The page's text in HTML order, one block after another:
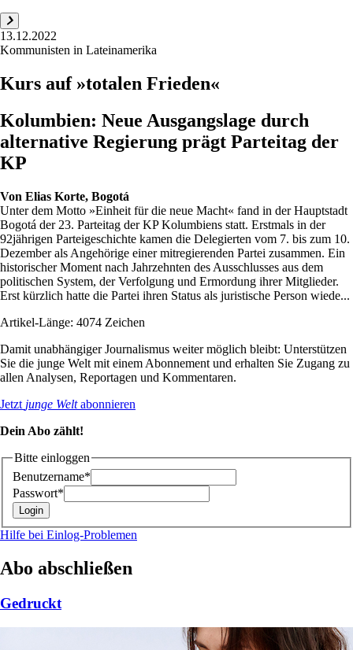
13.12.2022
Kommunisten in Lateinamerika
Kurs auf »totalen Frieden«
Kolumbien: Neue Ausgangslage durch
alternative Regierung prägt Parteitag der
KP
Von Elias Korte, Bogotá
Unter dem Motto »Einheit für die neue Macht« fand in der Hauptstadt
Bogotá der 23. Parteitag der KP Kolumbiens statt. Erstmals in der
92jährigen Parteigeschichte kamen die Delegierten vom 7. bis zum 10.
Dezember als Angehörige einer mitregierenden Partei zusammen. Ein
historischer Moment nach Jahrzehnten des Ausschlusses aus dem
politischen System, der Verfolgung und Ermordung ihrer Mitglieder.
Erst kürzlich hatte die Partei ihren Status als juristische Person wiede...
Artikel-Länge: 4074 Zeichen
Damit unabhängiger Journalismus weiter möglich bleibt: Unterstützen
Sie die junge Welt mit einem Abonnement und erhalten Sie Zugang zu
allen Analysen, Reportagen und Kommentaren.
Jetzt junge Weltabonnieren
Dein Abo zählt!
Bitte einloggen
Benutzername*
Passwort*
Hilfe bei Einlog-Problemen
Abo abschließen
Gedruckt